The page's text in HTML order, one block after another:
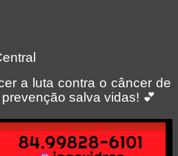
a luta contra o câncer de
salva vidas! 💕